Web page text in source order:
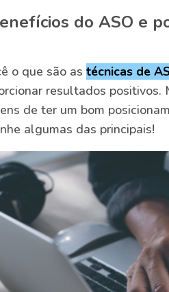
do ASO e
o que são as técnicas de
resultados
de ter um bom
algumas das principais!